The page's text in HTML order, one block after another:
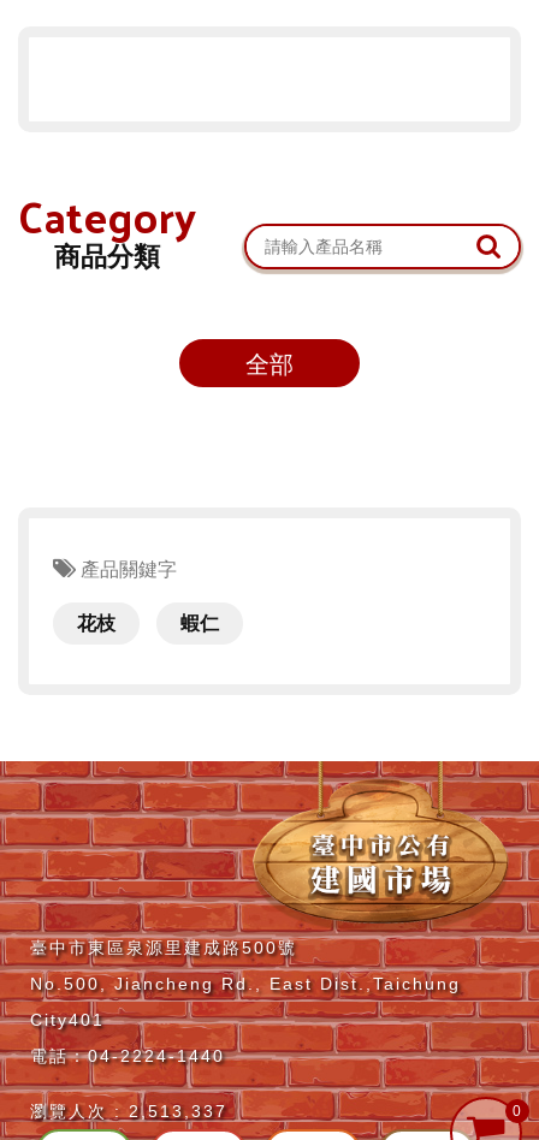
Category
商品分類
全部
產品關鍵字
花枝 蝦仁
臺中市東區泉源里建成路500號
No.500, Jiancheng Rd., East Dist.,Taichung
City401
電話：04-2224-1440
瀏覽人次 : 2,513,337